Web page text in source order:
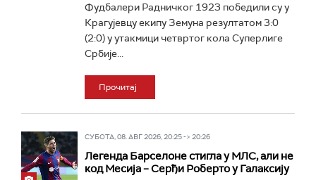
Фудбалери Радничког 1923 победили су у
Крагујевцу екипу Земуна резултатом 3:0
(2:0) у утакмици четвртог кола Суперлиге
Србије...
Прочитај
СУБОТА, 08. АВГ 2026, 20:25 -> 20:26
Легенда Барселоне стигла у МЛС, али не
код Месија – Серђи Роберто у Галаксију